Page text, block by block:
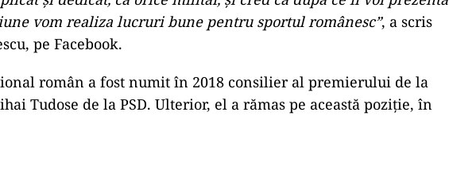
vom realiza lucruri bune pentru sportul românesc”, a scris
pe Facebook.
român a fost numit în 2018 consilier al premierului de la
Tudose de la PSD. Ulterior, el a rămas pe această poziţie, în